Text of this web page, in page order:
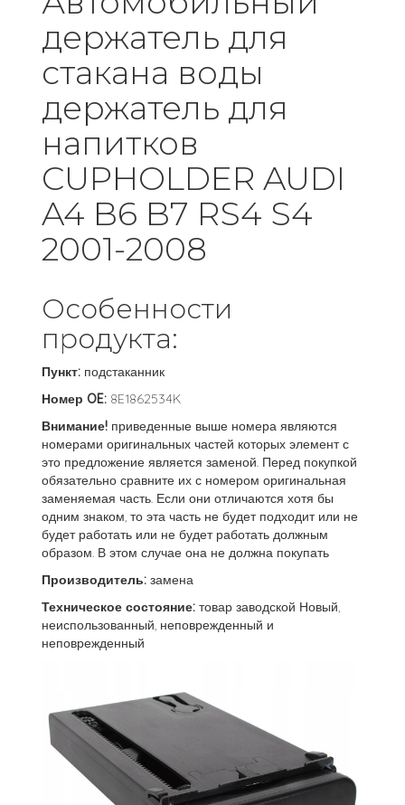
держатель для
стакана воды
держатель для
напитков
CUPHOLDER AUDI
A4 B6 B7 RS4 S4
2001-2008
Особенности
продукта:
Пункт: подстаканник
Номер OE: 8E1862534K
Внимание! приведенные выше номера являются
номерами оригинальных частей которых элемент с
это предложение является заменой. Перед покупкой
обязательно сравните их с номером оригинальная
заменяемая часть. Если они отличаются хотя бы
одним знаком, то эта часть не будет подходит или не
будет работать или не будет работать должным
образом. В этом случае она не должна покупать
Производитель: замена
Техническое состояние: товар заводской Новый,
неиспользованный, неповрежденный и
неповрежденный